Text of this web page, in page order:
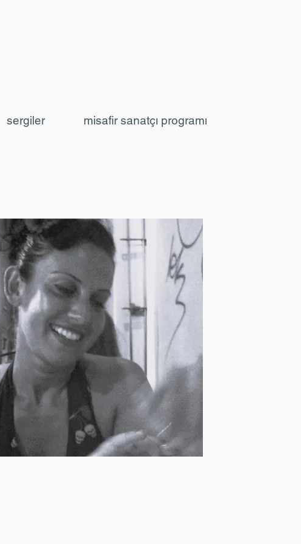
sergiler misafir sanatçı programı